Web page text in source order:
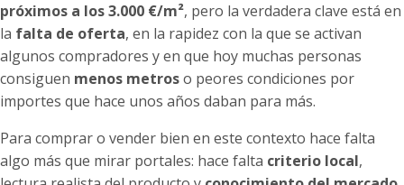
próximos a los 3.000 €/m², pero la verdadera clave está en
la falta de oferta, en la rapidez con la que se activan
algunos compradores y en que hoy muchas personas
consiguen menos metroso peores condiciones por
importes que hace unos años daban para más.
Para comprar o vender bien en este contexto hace falta
algo más que mirar portales: hace falta criterio local,